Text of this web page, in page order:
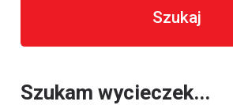
Szukaj
Szukam wycieczek...